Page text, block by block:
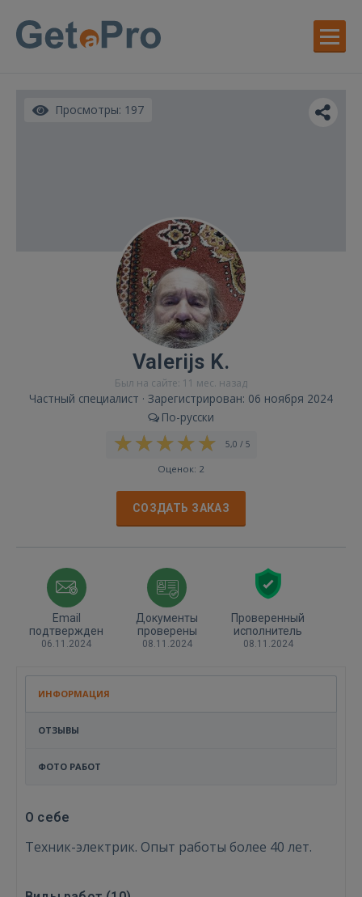
Просмотры: 197
Valerijs K.
Был на сайте: 11 мес. назад
Частный специалист · Зарегистрирован: 06 ноября 2024
По-русски
5,0 / 5
Оценок: 2
СОЗДАТЬ ЗАКАЗ
Email
подтвержден
06.11.2024
Документы
проверены
08.11.2024
Проверенный
исполнитель
08.11.2024
ИНФОРМАЦИЯ
ОТЗЫВЫ
ФОТО РАБОТ
О себе
Техник-электрик. Опыт работы более 40 лет.